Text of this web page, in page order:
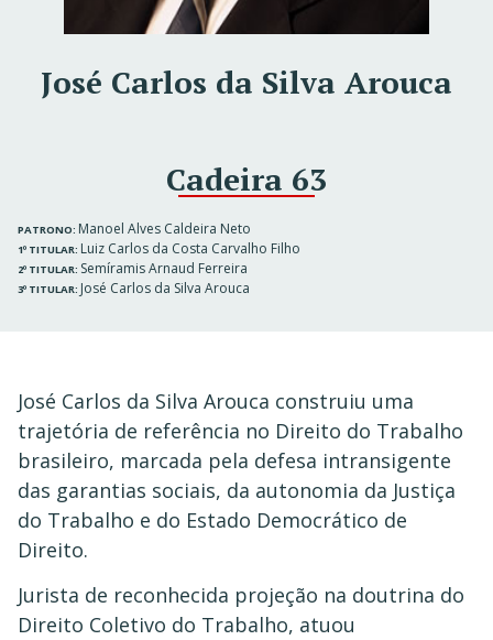
José Carlos da Silva Arouca
Cadeira 63
PATRONO: Manoel Alves Caldeira Neto
1º TITULAR: Luiz Carlos da Costa Carvalho Filho
2º TITULAR: Semíramis Arnaud Ferreira
3º TITULAR: José Carlos da Silva Arouca
José Carlos da Silva Arouca construiu uma
trajetória de referência no Direito do Trabalho
brasileiro, marcada pela defesa intransigente
das garantias sociais, da autonomia da Justiça
do Trabalho e do Estado Democrático de
Direito.
Jurista de reconhecida projeção na doutrina do
Direito Coletivo do Trabalho, atuou